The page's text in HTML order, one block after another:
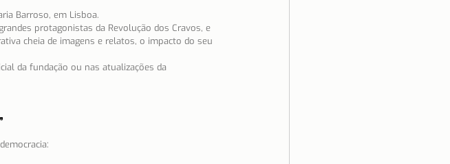
Barroso, em Lisboa.
protagonistas da Revolução dos Cravos, e
cheia de imagens e relatos, o impacto do seu
da fundação ou nas atualizações da